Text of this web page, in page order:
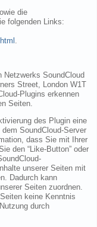
die
folgenden Links:
SoundCloud
Street, London W1T
Plugins erkennen
Seiten.
des Plugin eine
SoundCloud-Server
dass Sie mit Ihrer
den “Like-Button” oder
unserer Seiten mit
Dadurch kann
Seiten zuordnen.
keine Kenntnis
durch